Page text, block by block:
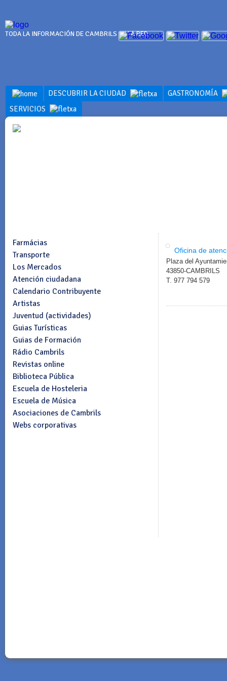
TODA LA INFORMACIÓN DE CAMBRILS EN LA RED
DESCUBRIR LA CIUDAD
GASTRONOMÍA
SERVICIOS
Farmácias
Transporte
Los Mercados
Atención ciudadana
Calendario Contribuyente
Artistas
Juventud (actividades)
Guias Turísticas
Guias de Formación
Rádio Cambrils
Revistas online
Biblioteca Pública
Escuela de Hosteleria
Escuela de Música
Asociaciones de Cambrils
Webs corporativas
Oficina de
Plaza del
43850-CAMBRILS
T. 977 794 579